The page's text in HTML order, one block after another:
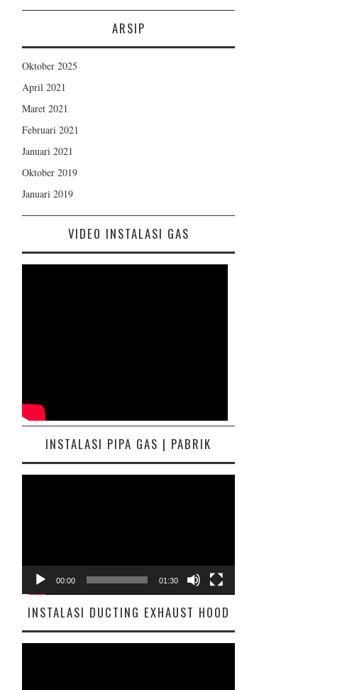
ARSIP
Oktober 2025
April 2021
Maret 2021
Februari 2021
Januari 2021
Oktober 2019
Januari 2019
VIDEO INSTALASI GAS
INSTALASI PIPA GAS | PABRIK
00:00 01:30
INSTALASI DUCTING EXHAUST HOOD